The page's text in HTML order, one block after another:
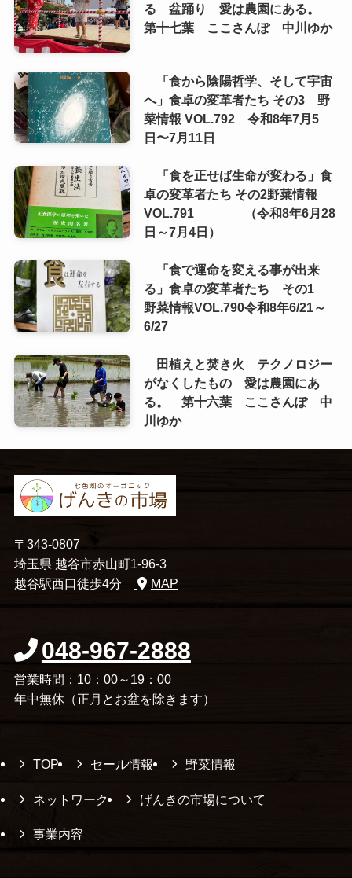
る 盆踊り 愛は農園にある。
第十七葉 ここさんぽ 中川ゆか
「食から陰陽哲学、そして宇宙
へ」食卓の変革者たち その3 野
菜情報 VOL.792 令和8年7月5
日〜7月11日
「食を正せば生命が変わる」食
卓の変革者たち その2野菜情報
VOL.791 （令和8年6月28
日～7月4日）
「食で運命を変える事が出来
る」食卓の変革者たち その1
野菜情報VOL.790令和8年6/21～
6/27
田植えと焚き火 テクノロジー
がなくしたもの 愛は農園にあ
る。 第十六葉 ここさんぽ 中
川ゆか
〒343-0807
埼玉県 越谷市赤山町1-96-3
越谷駅西口徒歩4分
MAP
048-967-2888
営業時間：10：00～19：00
年中無休（正月とお盆を除きます）
TOP セール情報 野菜情報
ネットワーク げんきの市場について
事業内容